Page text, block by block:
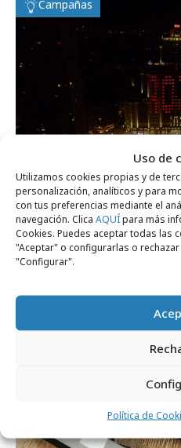
Uso de
Utilizamos cookies propias y de
personalización, analíticos y para
con tus preferencias mediante el
navegación. Clica AQUÍpara más
Cookies. Puedes aceptar todas las
"Aceptar" o configurarlas o
"Configurar".
Política de
Campañas
miércoles, 31 de marzo 2021
Las ventanas del
serie "Sky Rojo" a lo
Medios